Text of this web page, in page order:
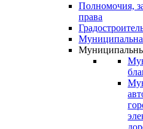
Полномочия,
права